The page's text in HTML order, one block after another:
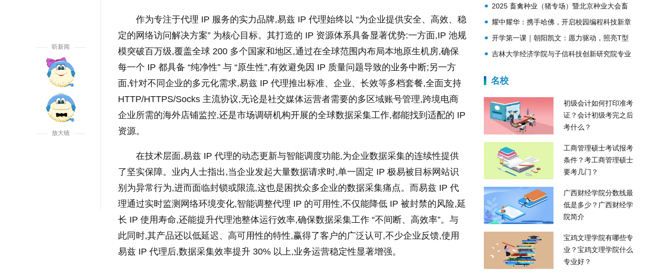
听新闻
放大镜
作为专注于代理 IP 服务的实力品牌,易兹 IP 代理始终以 “为企业提供安全、高效、稳
定的网络访问解决方案” 为核心目标。其打造的 IP 资源体系具备显著优势:一方面,IP 池规
模突破百万级,覆盖全球 200 多个国家和地区,通过在全球范围内布局本地原生机房,确保
每一个 IP 都具备 “纯净性” 与 “原生性”,有效避免因 IP 质量问题导致的业务中断;另一方
面,针对不同企业的多元化需求,易兹 IP 代理推出标准、企业、长效等多档套餐,全面支持
HTTP/HTTPS/Socks 主流协议,无论是社交媒体运营者需要的多区域账号管理,跨境电商
企业所需的海外店铺监控,还是市场调研机构开展的全球数据采集工作,都能找到适配的 IP
资源。
在技术层面,易兹 IP 代理的动态更新与智能调度功能,为企业数据采集的连续性提供
了坚实保障。业内人士指出,当企业发起大量数据请求时,单一固定 IP 极易被目标网站识
别为异常行为,进而面临封锁或限流,这也是困扰众多企业的数据采集痛点。而易兹 IP 代
理通过实时监测网络环境变化,智能调整代理 IP 的可用性,不仅能降低 IP 被封禁的风险,延
长 IP 使用寿命,还能提升代理池整体运行效率,确保数据采集工作 “不间断、高效率”。与
此同时,其产品还以低延迟、高可用性的特性,赢得了客户的广泛认可,不少企业反馈,使用
易兹 IP 代理后,数据采集效率提升 30% 以上,业务运营稳定性显著增强。
2025 畜禽种业（猪专场）暨北京种业大会畜
牧论坛在京举办
耀中耀华：携手哈佛，开启校园编程科技新章
开学第一课｜朝阳凯文：愿力驱动，照亮T型
人才卓越成长之路
吉林大学经济学院与子信科技创新研究院专业
行
名校
初级会计如何打印准考
证？会计初级考完之后
考什么？
工商管理硕士考试报考
条件？考工商管理硕士
要考几门？
广西财经学院分数线最
低是多少？广西财经学
院简介
宝鸡文理学院有哪些专
业？宝鸡文理学院什么
专业好？